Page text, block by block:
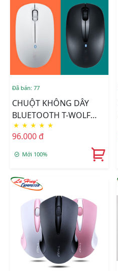
Đã bán: 77
CHUỘT KHÔNG DÂY
BLUETOOTH T-WOLF
Q3B
★ ★ ★ ★ ★
96.000 đ
Mới 100%